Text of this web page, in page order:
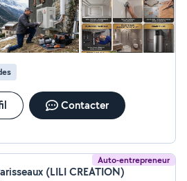
Contacter
Auto-entrepreneur
(LILI CREATION)